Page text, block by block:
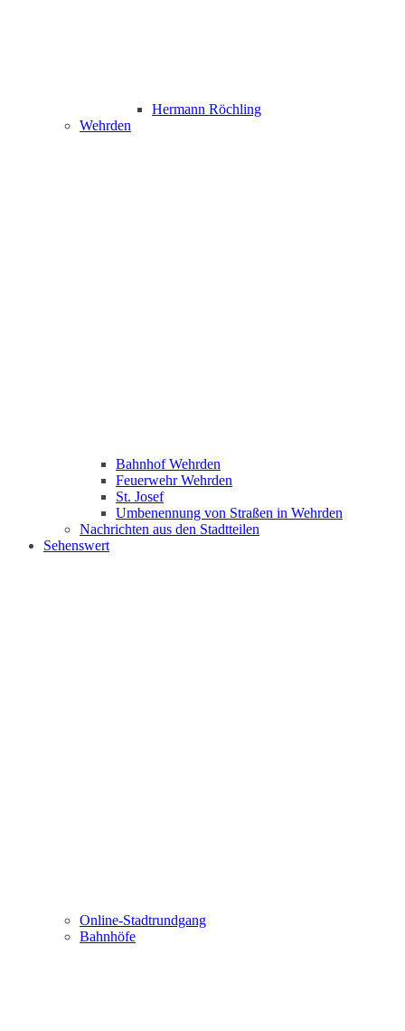
Hermann Röchling
Wehrden
Bahnhof Wehrden
Feuerwehr Wehrden
St. Josef
Umbenennung von Straßen in Wehrden
Nachrichten aus den Stadtteilen
Sehenswert
Online-Stadtrundgang
Bahnhöfe